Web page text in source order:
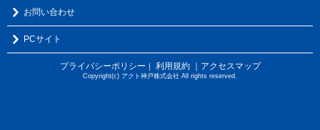
お問い合わせ
PCサイト
プライバシーポリシー ｜ 利用規約 ｜アクセスマップ
Copyright(c) アクト神戸株式会社 All rights reserved.